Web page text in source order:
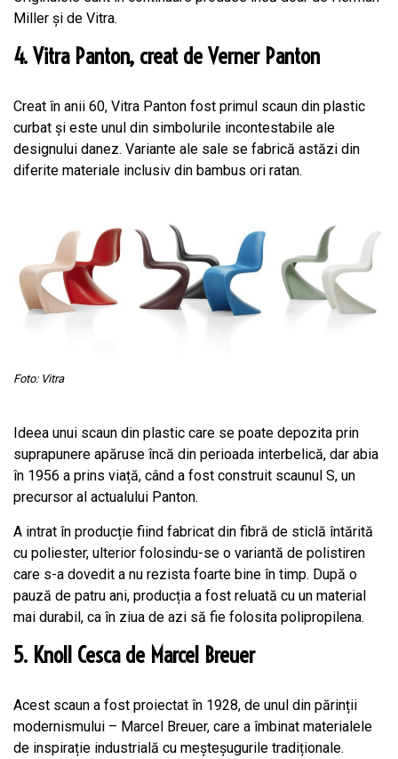
Miller și de Vitra.
4. Vitra Panton, creat de Verner Panton
Creat în anii 60, Vitra Panton fost primul scaun din plastic
curbat și este unul din simbolurile incontestabile ale
designului danez. Variante ale sale se fabrică astăzi din
diferite materiale inclusiv din bambus ori ratan.
Foto: Vitra
Ideea unui scaun din plastic care se poate depozita prin
suprapunere apăruse încă din perioada interbelică, dar abia
în 1956 a prins viață, când a fost construit scaunul S, un
precursor al actualului Panton.
A intrat în producție fiind fabricat din fibră de sticlă întărită
cu poliester, ulterior folosindu-se o variantă de polistiren
care s-a dovedit a nu rezista foarte bine în timp. După o
pauză de patru ani, producția a fost reluată cu un material
mai durabil, ca în ziua de azi să fie folosita polipropilena.
5. Knoll Cesca de Marcel Breuer
Acest scaun a fost proiectat în 1928, de unul din părinții
modernismului – Marcel Breuer, care a îmbinat materialele
de inspirație industrială cu meșteșugurile tradiționale.